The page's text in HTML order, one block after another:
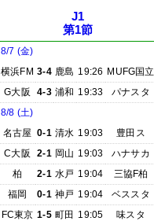
J1
第1節
8/7 (金)
横浜FM 3-4 鹿島 19:26 MUFG国立
G大阪
4-3 浦和 19:33
パナスタ
8/8 (土)
名古屋 0-1 清水 19:03
豊田ス
C大阪
2-1 岡山 19:03
ハナサカ
柏
2-1 水戸 19:04
三協F柏
福岡
0-1 神戸 19:04
ベススタ
FC東京 1-5 町田 19:05
味スタ